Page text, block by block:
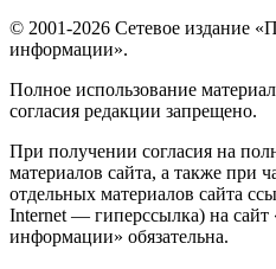
© 2001-2026 Сетевое издание
информации».
Полное использование
согласия редакции запрещено.
При получении согласия на
материалов сайта, а также при
отдельных материалов сайта
Internet — гиперссылка) на сайт
информации» обязательна.